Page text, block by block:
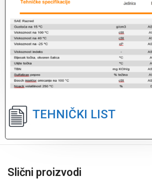
TEHNIČKI LIST
Slični proizvodi